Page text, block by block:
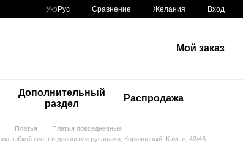
Укр Рус Сравнение Желания Вход
Мой заказ
Дополнительный
раздел
Распродажа
Платья
Платья повседневные
юбкой клеш и длинными рукавами, Коричневый, Кэмэл, 42/46